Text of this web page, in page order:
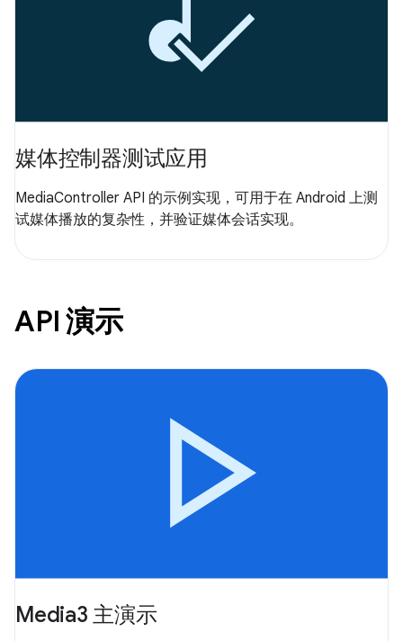
媒体控制器测试应用
MediaController API 的示例实现，可用于在 Android 上测
试媒体播放的复杂性，并验证媒体会话实现。
API 演示
Media3 主演示